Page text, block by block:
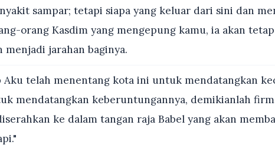
sampar; tetapi siapa yang keluar dari sini dan
orang Kasdim yang mengepung kamu, ia akan
menjadi jarahan baginya.
Aku telah menentang kota ini untuk mendatangkan
mendatangkan keberuntungannya, demikianlah
ke dalam tangan raja Babel yang akan